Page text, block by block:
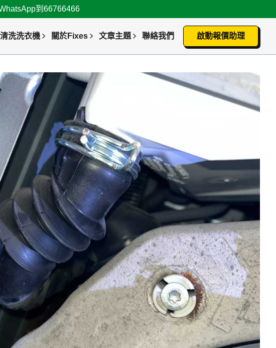
到66766466
清洗洗衣機 關於Fixes 文章主題 聯絡我們 啟動報價助理